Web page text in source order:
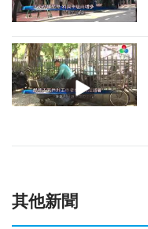
其他新聞